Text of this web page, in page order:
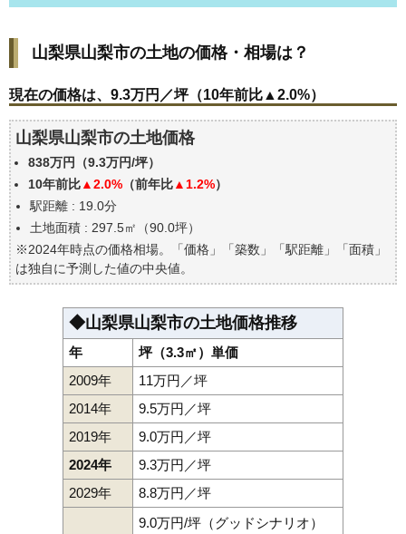
現在の価格は、9.3万円／坪（10年前比▲2.0%）
価格を詳細に分析しよう
山梨県山梨市の土地の過去の売買事例
公示地価はいくら
エリアの将来性を人口予想から検討しよう
自分の年収でいくらの不動産が買える？
山梨県山梨市の土地の価格・相場は？
現在の価格は、9.3万円／坪（10年前比▲2.0%）
山梨県山梨市の土地価格
838万円（9.3万円/坪）
10年前比▲2.0% （前年比▲1.2%）
駅距離 : 19.0分
土地面積 : 297.5㎡（90.0坪）
※2024年時点の価格相場。「価格」「築数」「駅距離」「面積」
は独自に予測した値の中央値。
◆山梨県山梨市の土地価格推移
年
坪（3.3㎡）単価
2009年
11万円／坪
2014年
9.5万円／坪
2019年
9.0万円／坪
2024年
9.3万円／坪
2029年
8.8万円／坪
9.0万円/坪（グッドシナリオ）